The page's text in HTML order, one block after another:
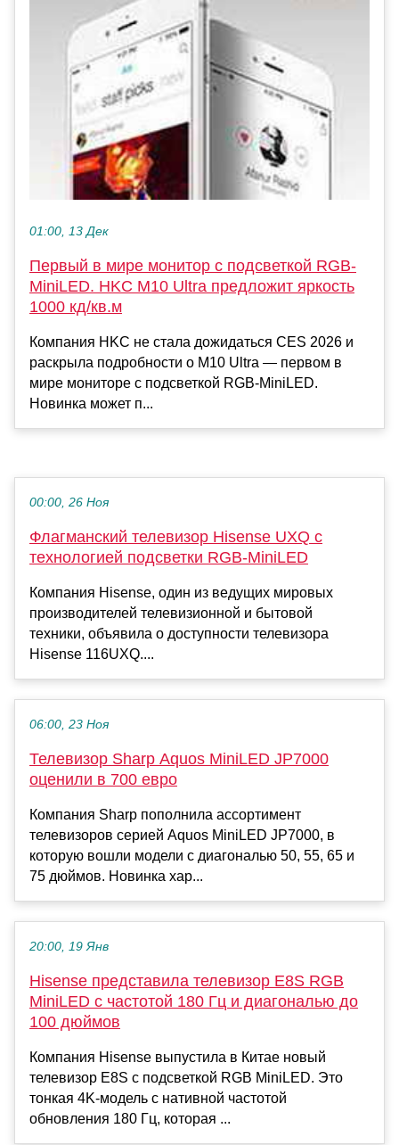
01:00, 13 Дек
Первый в мире монитор с подсветкой RGB-
MiniLED. HKC M10 Ultra предложит яркость
1000 кд/кв.м
Компания HKC не стала дожидаться CES 2026 и
раскрыла подробности о M10 Ultra — первом в
мире мониторе с подсветкой RGB-MiniLED.
Новинка может п...
00:00, 26 Ноя
Флагманский телевизор Hisense UXQ с
технологией подсветки RGB-MiniLED
Компания Hisense, один из ведущих мировых
производителей телевизионной и бытовой
техники, объявила о доступности телевизора
Hisense 116UXQ....
06:00, 23 Ноя
Телевизор Sharp Aquos MiniLED JP7000
оценили в 700 евро
Компания Sharp пополнила ассортимент
телевизоров серией Aquos MiniLED JP7000, в
которую вошли модели с диагональю 50, 55, 65 и
75 дюймов. Новинка хар...
20:00, 19 Янв
Hisense представила телевизор E8S RGB
MiniLED с частотой 180 Гц и диагональю до
100 дюймов
Компания Hisense выпустила в Китае новый
телевизор E8S с подсветкой RGB MiniLED. Это
тонкая 4K-модель с нативной частотой
обновления 180 Гц, которая ...